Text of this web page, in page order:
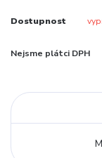
Dostupnost
Nejsme plátci DPH